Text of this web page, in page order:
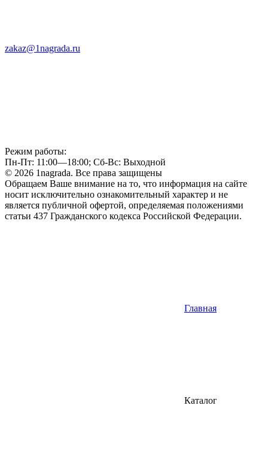
zakaz@1nagrada.ru
Режим работы:
Пн-Пт: 11:00—18:00; Сб-Вс: Выходной
© 2026 1nagrada. Все права защищены
Обращаем Ваше внимание на то, что информация на сайте
носит исключительно ознакомительный характер и не
является публичной офертой, определяемая положениями
статьи 437 Гражданского кодекса Российской Федерации.
Главная
Каталог